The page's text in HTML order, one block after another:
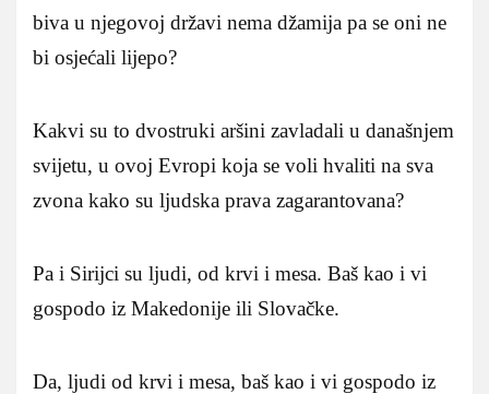
biva u njegovoj državi nema džamija pa se oni ne
bi osjećali lijepo?
Kakvi su to dvostruki aršini zavladali u današnjem
svijetu, u ovoj Evropi koja se voli hvaliti na sva
zvona kako su ljudska prava zagarantovana?
Pa i Sirijci su ljudi, od krvi i mesa. Baš kao i vi
gospodo iz Makedonije ili Slovačke.
Da, ljudi od krvi i mesa, baš kao i vi gospodo iz